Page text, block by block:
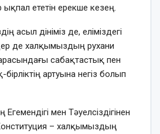
ықпал ететін ерекше кезең.
асыл дініміз де, еліміздегі
де халқымыздың рухани
сабақтастық пен
артуына негіз болып
Егемендігі мен Тәуелсіздігінен
– халқымыздың